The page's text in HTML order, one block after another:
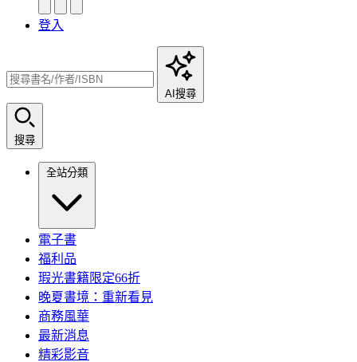
登入
AI搜尋
搜尋
全站分類
電子書
福利品
瑕光書籍限定66折
晚夏書境：重新看見
商務風華
最新消息
精彩影音